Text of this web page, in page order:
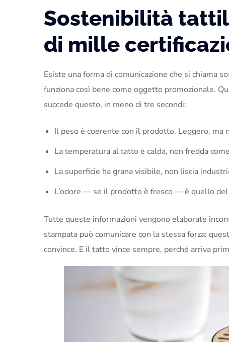
Sostenibilità
di mille
Esiste una forma di comunicazione che si chiama
funziona così bene come oggetto promozionale.
succede questo, in meno di tre secondi:
Il peso è coerente con il prodotto. Leggero, ma
La temperatura al tatto è calda, non fredda
La superficie ha grana visibile, non liscia
L’odore — se il prodotto è fresco — è quello
Tutte queste informazioni vengono elaborate
stampata può comunicare con la stessa forza:
convince. E il tatto vince sempre, perché arriva